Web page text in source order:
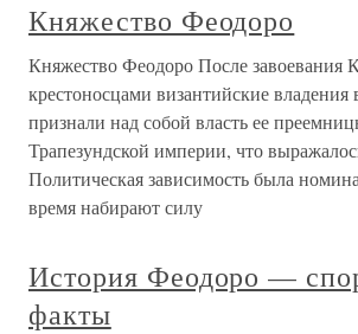
Княжество Феодоро
Княжество Феодоро После завоевания
крестоносцами византийские владения
признали над собой власть ее
Трапезундской империи, что
Политическая зависимость была
время набирают силу
История Феодоро —
факты